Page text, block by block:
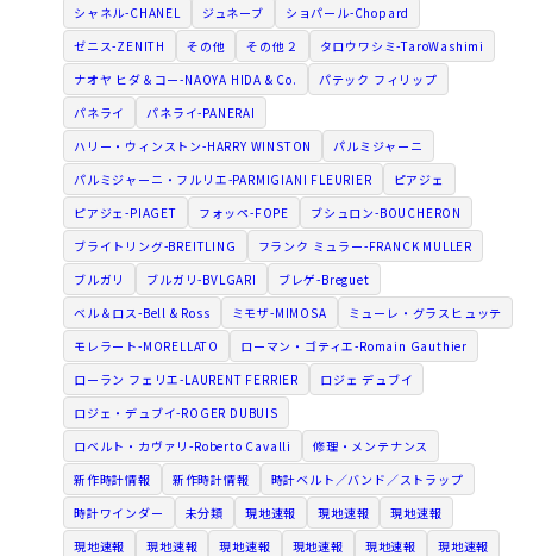
シャネル-CHANEL
ジュネーブ
ショパール-Chopard
ゼニス-ZENITH
その他 その他２
タロウワシミ-TaroWashimi
ナオヤ ヒダ＆コー-NAOYA HIDA & Co.
パテック フィリップ
パネライ
パネライ-PANERAI
ハリー・ウィンストン-HARRY WINSTON
パルミジャーニ
パルミジャーニ・フルリエ-PARMIGIANI FLEURIER
ピアジェ
ピアジェ-PIAGET
フォッペ-FOPE
ブシュロン-BOUCHERON
ブライトリング-BREITLING
フランク ミュラー-FRANCK MULLER
ブルガリ
ブルガリ-BVLGARI
ブレゲ-Breguet
ベル＆ロス-Bell & Ross
ミモザ-MIMOSA
ミューレ・グラスヒュッテ
モレラート-MORELLATO
ローマン・ゴティエ-Romain Gauthier
ローラン フェリエ-LAURENT FERRIER
ロジェ デュブイ
ロジェ・デュブイ-ROGER DUBUIS
ロベルト・カヴァリ-Roberto Cavalli
修理・メンテナンス
新作時計情報
新作時計情報
時計ベルト／バンド／ストラップ
時計ワインダー
未分類 現地速報 現地速報
現地速報
現地速報
現地速報 現地速報 現地速報 現地速報
現地速報